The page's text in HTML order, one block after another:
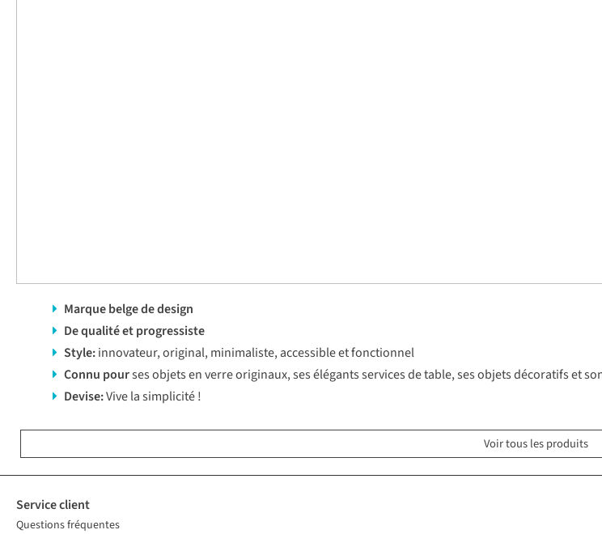
Marque belge de design
De qualité et progressiste
Style:innovateur, original, minimaliste, accessible et fonctionnel
Connu pourses objets en verre originaux, ses élégants services de table, ses objets décoratifs et
Devise:Vive la simplicité !
Voir tous les produits
Service client
Questions fréquentes